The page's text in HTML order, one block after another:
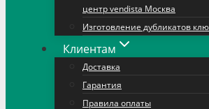
центр vendista Москва
Изготовление дубликатов
Клиентам
Доставка
Гарантия
Правила оплаты